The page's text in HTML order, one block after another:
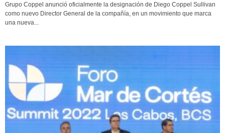
Grupo Coppel anunció oficialmente la designación de Diego Coppel Sullivan
como nuevo Director General de la compañía, en un movimiento que marca
una nueva...